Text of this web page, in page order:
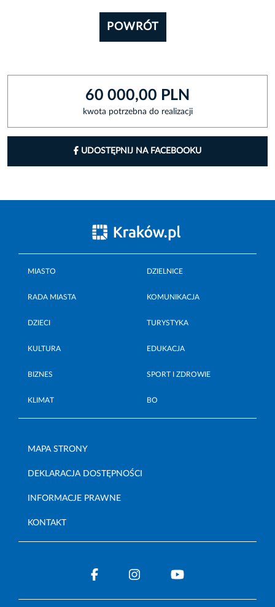
POWRÓT
60 000,00 PLN
kwota potrzebna do realizacji
UDOSTĘPNIJ NA FACEBOOKU
MIASTO DZIELNICE
RADA MIASTA KOMUNIKACJA
DZIECI TURYSTYKA
KULTURA EDUKACJA
BIZNES SPORT I ZDROWIE
KLIMAT BO
MAPA STRONY
DEKLARACJA DOSTĘPNOŚCI
INFORMACJE PRAWNE
KONTAKT